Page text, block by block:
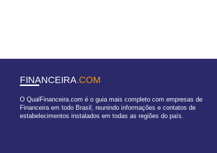
FINANCEIRA.COM
O QualFinanceira.com é o guia mais completo com empresas de
Financeira em todo Brasil, reunindo informações e contatos de
estabelecimentos instalados em todas as regiões do país.